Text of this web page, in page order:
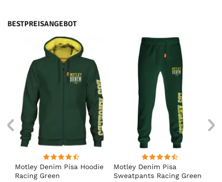
BESTPREISANGEBOT
Motley Denim Pisa Hoodie
Racing Green
Motley Denim Pisa
Sweatpants Racing Green